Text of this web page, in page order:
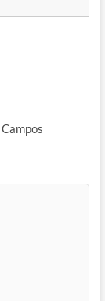
Campos